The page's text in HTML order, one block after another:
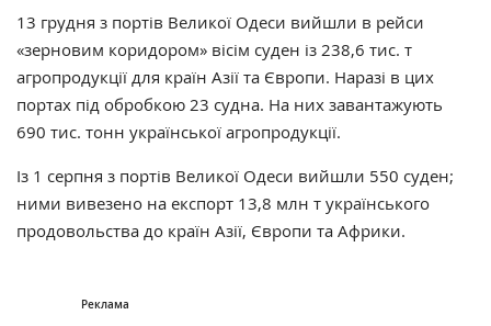
13 грудня з портів Великої Одеси вийшли в рейси
«зерновим коридором» вісім суден із 238,6 тис. т
агропродукції для країн Азії та Європи. Наразі в цих
портах під обробкою 23 судна. На них завантажують
690 тис. тонн української агропродукції.
Із 1 серпня з портів Великої Одеси вийшли 550 суден;
ними вивезено на експорт 13,8 млн т українського
продовольства до країн Азії, Європи та Африки.